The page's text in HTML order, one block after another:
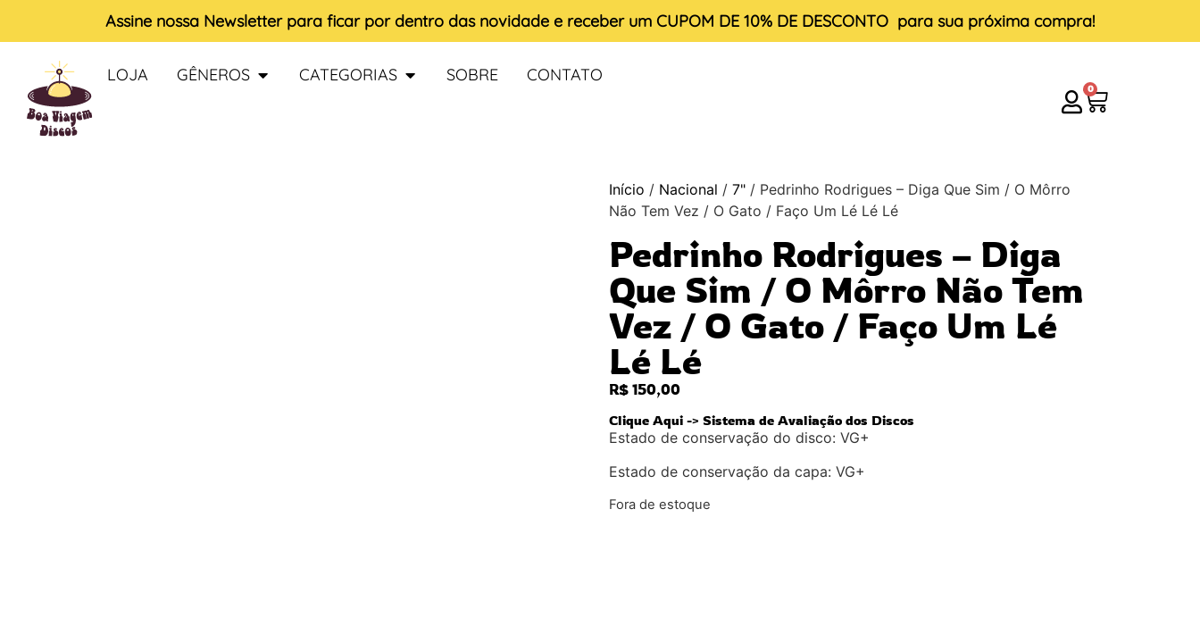
Assine nossa Newsletter para ficar por dentro das novidade e receber um CUPOM DE 10% DE DESCONTO para sua próxima compra!
LOJA GÊNEROS CATEGORIAS SOBRE CONTATO
0
Início / Nacional / 7" / Pedrinho Rodrigues – Diga Que Sim / O Môrro
Não Tem Vez / O Gato / Faço Um Lé Lé Lé
Pedrinho Rodrigues – Diga
Que Sim / O Môrro Não Tem
Vez / O Gato / Faço Um Lé
Lé Lé
R$ 150,00
Clique Aqui -> Sistema de Avaliação dos Discos
Estado de conservação do disco: VG+
Estado de conservação da capa: VG+
Fora de estoque